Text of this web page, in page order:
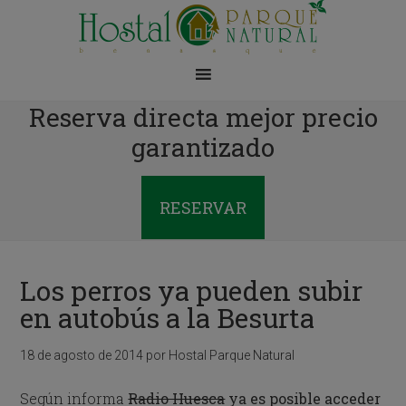
Reserva directa mejor precio
garantizado
RESERVAR
Los perros ya pueden subir
en autobús a la Besurta
18 de agosto de 2014 por Hostal Parque Natural
Según informaRadio Huesca ya es posible acceder